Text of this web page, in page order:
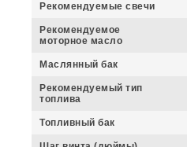
Рекомендуемые свечи
Рекомендуемое
моторное масло
Маслянный бак
Рекомендуемый тип
топлива
Топливный бак